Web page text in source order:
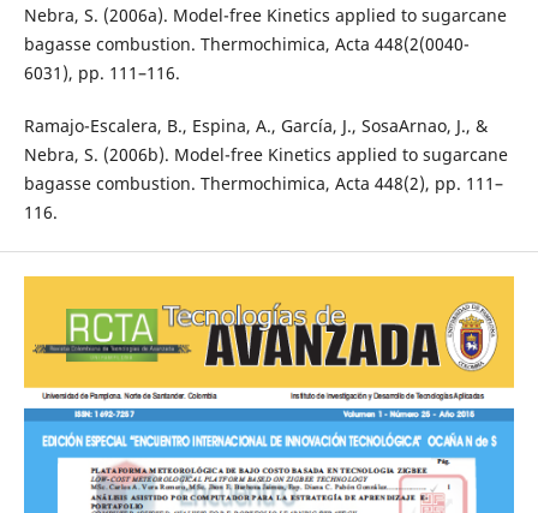
Nebra, S. (2006a). Model-free Kinetics applied to sugarcane
bagasse combustion. Thermochimica, Acta 448(2(0040-
6031), pp. 111–116.
Ramajo-Escalera, B., Espina, A., García, J., SosaArnao, J., &
Nebra, S. (2006b). Model-free Kinetics applied to sugarcane
bagasse combustion. Thermochimica, Acta 448(2), pp. 111–
116.